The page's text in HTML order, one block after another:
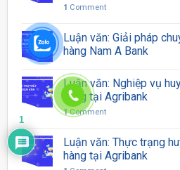
1 Comment
Luận văn: Giải pháp
hàng Nam A Bank
Luận văn: Nghiệp vụ
hàng tại Agribank
1Comment
Luận văn: Thực trạng
hàng tại Agribank
1